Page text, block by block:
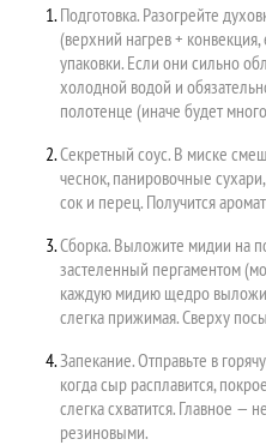
Подготовка. Разогрейте
(верхний нагрев +
упаковки. Если они сильно
холодной водой и
полотенце (иначе будет
Секретный соус. В миске
чеснок, панировочные
сок и перец. Получится
Сборка. Выложите мидии на
застеленный пергаментом
каждую мидию щедро
слегка прижимая. Сверху
Запекание. Отправьте в
когда сыр расплавится,
слегка схватится. Главное —
резиновыми.